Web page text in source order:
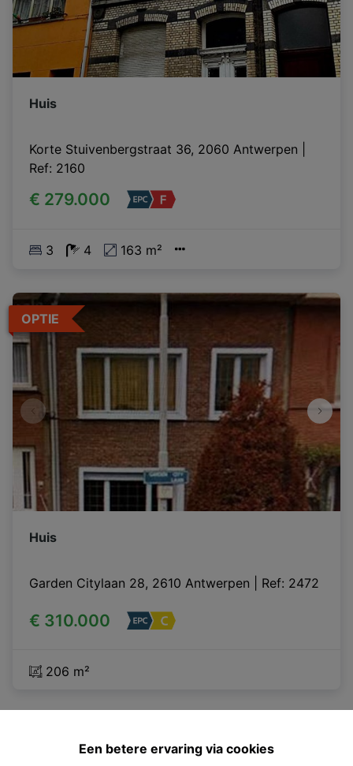
Een betere ervaring via cookies
Huis
Korte Stuivenbergstraat 36, 2060 Antwerpen
Ref: 2160
€ 279.000
3 4 163 m²
OPTIE
Huis
Garden Citylaan 28, 2610 Antwerpen Ref: 2472
€ 310.000
206 m²